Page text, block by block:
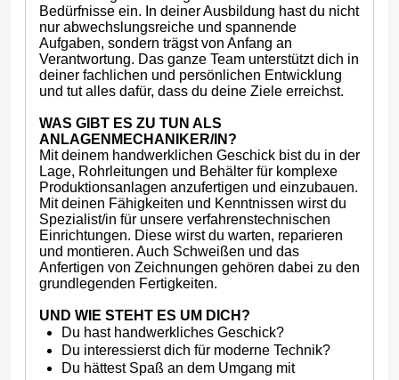
Bedürfnisse ein. In deiner Ausbildung hast du nicht
nur abwechslungsreiche und spannende
Aufgaben, sondern trägst von Anfang an
Verantwortung. Das ganze Team unterstützt dich in
deiner fachlichen und persönlichen Entwicklung
und tut alles dafür, dass du deine Ziele erreichst.
WAS GIBT ES ZU TUN ALS
ANLAGENMECHANIKER/IN?
Mit deinem handwerklichen Geschick bist du in der
Lage, Rohrleitungen und Behälter für komplexe
Produktionsanlagen anzufertigen und einzubauen.
Mit deinen Fähigkeiten und Kenntnissen wirst du
Spezialist/in für unsere verfahrenstechnischen
Einrichtungen. Diese wirst du warten, reparieren
und montieren. Auch Schweißen und das
Anfertigen von Zeichnungen gehören dabei zu den
grundlegenden Fertigkeiten.
UND WIE STEHT ES UM DICH?
Du hast handwerkliches Geschick?
Du interessierst dich für moderne Technik?
Du hättest Spaß an dem Umgang mit